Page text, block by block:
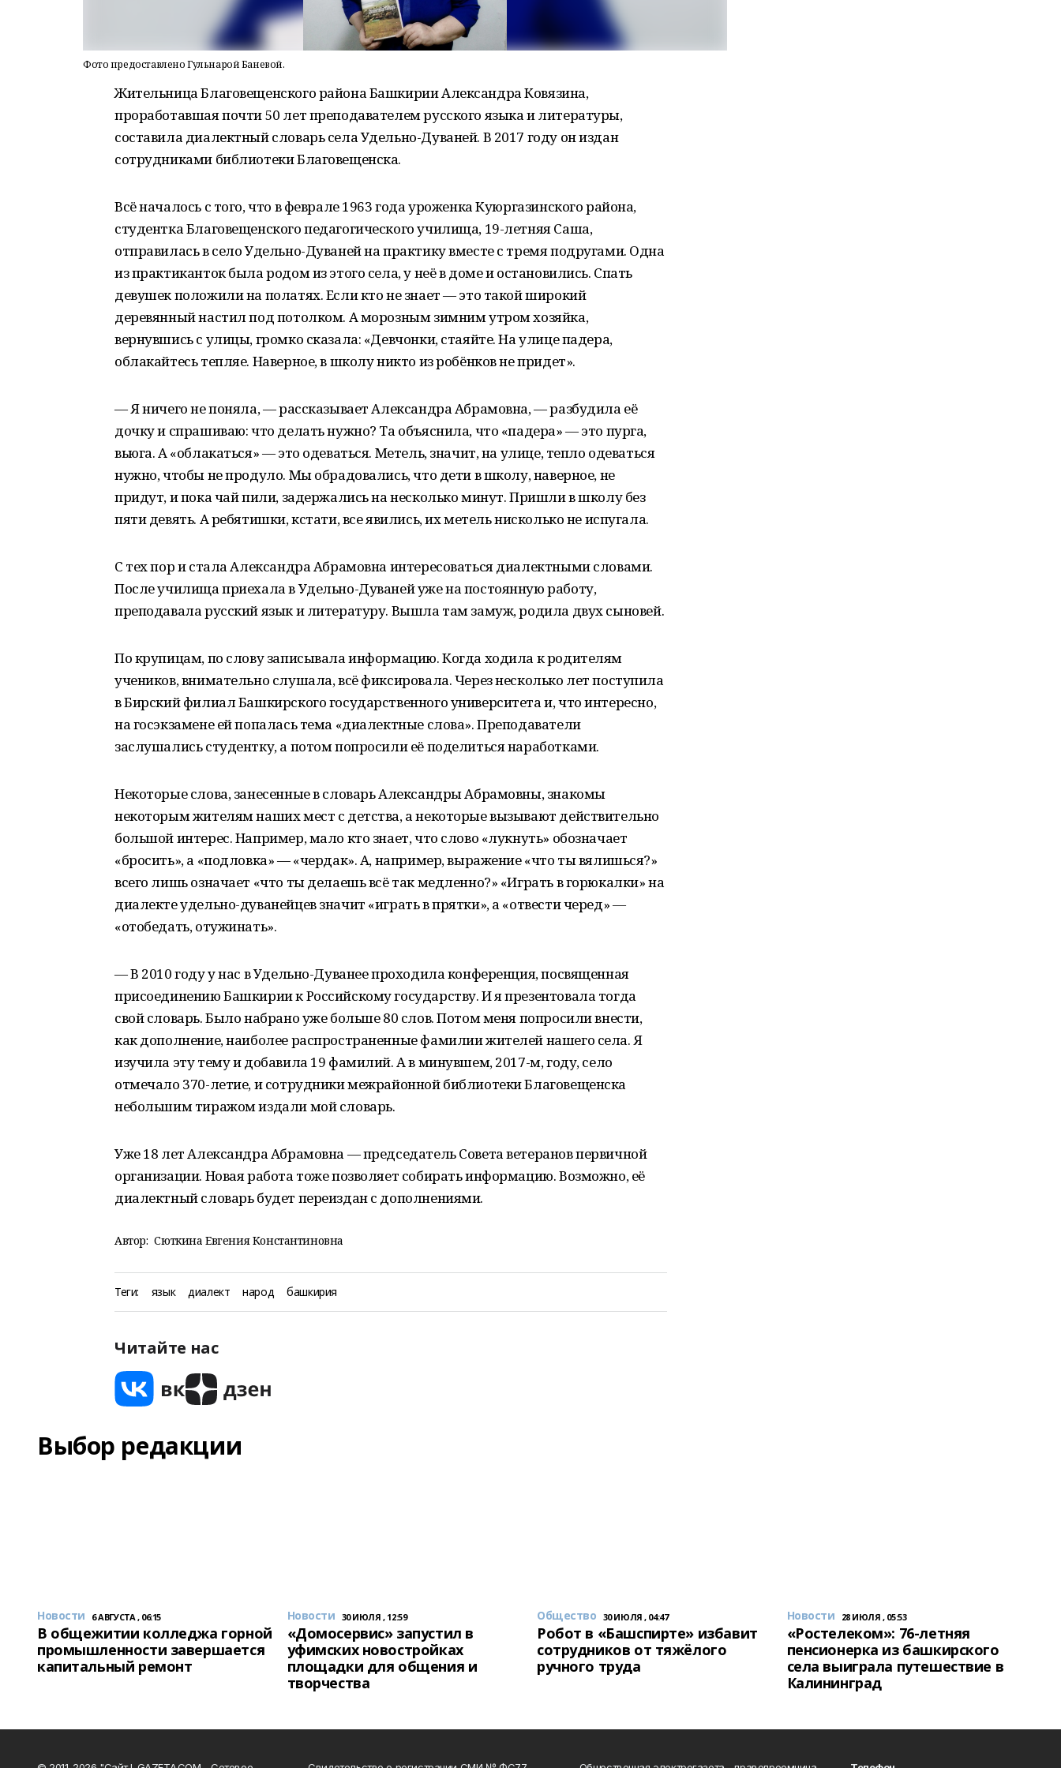
Фото предоставлено Гульнарой Баневой.
Жительница Благовещенского района Башкирии Александра Ковязина,
проработавшая почти 50 лет преподавателем русского языка и литературы,
составила диалектный словарь села Удельно-Дуваней. В 2017 году он издан
сотрудниками библиотеки Благовещенска.
Всё началось с того, что в феврале 1963 года уроженка Куюргазинского района,
студентка Благовещенского педагогического училища, 19-летняя Саша,
отправилась в село Удельно-Дуваней на практику вместе с тремя подругами. Одна
из практиканток была родом из этого села, у неё в доме и остановились. Спать
девушек положили на полатях. Если кто не знает — это такой широкий
деревянный настил под потолком. А морозным зимним утром хозяйка,
вернувшись с улицы, громко сказала: «Девчонки, стаяйте. На улице падера,
облакайтесь тепляе. Наверное, в школу никто из робёнков не придет».
— Я ничего не поняла, — рассказывает Александра Абрамовна, — разбудила её
дочку и спрашиваю: что делать нужно? Та объяснила, что «падера» — это пурга,
вьюга. А «облакаться» — это одеваться. Метель, значит, на улице, тепло одеваться
нужно, чтобы не продуло. Мы обрадовались, что дети в школу, наверное, не
придут, и пока чай пили, задержались на несколько минут. Пришли в школу без
пяти девять. А ребятишки, кстати, все явились, их метель нисколько не испугала.
С тех пор и стала Александра Абрамовна интересоваться диалектными словами.
После училища приехала в Удельно-Дуваней уже на постоянную работу,
преподавала русский язык и литературу. Вышла там замуж, родила двух сыновей.
По крупицам, по слову записывала информацию. Когда ходила к родителям
учеников, внимательно слушала, всё фиксировала. Через несколько лет поступила
в Бирский филиал Башкирского государственного университета и, что интересно,
на госэкзамене ей попалась тема «диалектные слова». Преподаватели
заслушались студентку, а потом попросили её поделиться наработками.
Некоторые слова, занесенные в словарь Александры Абрамовны, знакомы
некоторым жителям наших мест с детства, а некоторые вызывают действительно
большой интерес. Например, мало кто знает, что слово «лукнуть» обозначает
«бросить», а «подловка» — «чердак». А, например, выражение «что ты вялишься?»
всего лишь означает «что ты делаешь всё так медленно?» «Играть в горюкалки» на
диалекте удельно-дуванейцев значит «играть в прятки», а «отвести черед» —
«отобедать, отужинать».
— В 2010 году у нас в Удельно-Дуванее проходила конференция, посвященная
присоединению Башкирии к Российскому государству. И я презентовала тогда
свой словарь. Было набрано уже больше 80 слов. Потом меня попросили внести,
как дополнение, наиболее распространенные фамилии жителей нашего села. Я
изучила эту тему и добавила 19 фамилий. А в минувшем, 2017-м, году, село
отмечало 370-летие, и сотрудники межрайонной библиотеки Благовещенска
небольшим тиражом издали мой словарь.
Уже 18 лет Александра Абрамовна — председатель Совета ветеранов первичной
организации. Новая работа тоже позволяет собирать информацию. Возможно, её
диалектный словарь будет переиздан с дополнениями.
Автор: Сюткина Евгения Константиновна
Теги: язык диалект народ башкирия
Читайте нас
Выбор редакции
Новости 6 АВГУСТА , 06:15
В общежитии колледжа горной
промышленности завершается
капитальный ремонт
Новости 30 ИЮЛЯ , 12:59
«Домосервис» запустил в
уфимских новостройках
площадки для общения и
творчества
Общество 30 ИЮЛЯ , 04:47
Робот в «Башспирте» избавит
сотрудников от тяжёлого
ручного труда
Новости 28 ИЮЛЯ , 05:53
«Ростелеком»: 76-летняя
пенсионерка из башкирского
села выиграла путешествие в
Калининград